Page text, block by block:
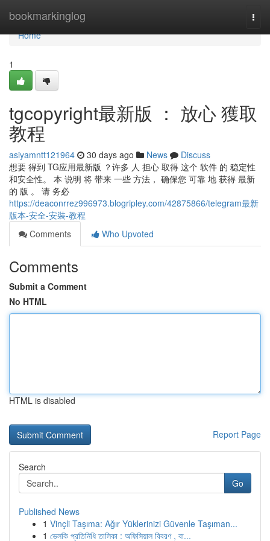
bookmarkinglog
Home
Home
1
tgcopyright最新版 ： 放心 獲取
教程
asiyamntt121964 30 days ago News
Discuss
想要 得到 TG应用最新版 ？许多 人 担心 取得 这个 软件 的 稳定性
和安全性。 本 说明 将 带来 一些 方法， 确保您 可靠 地 获得 最新
的 版 。 请 务必
https://deaconrrez996973.blogripley.com/42875866/telegram最新
版本-安全-安裝-教程
Comments
Who Upvoted
Comments
Submit a Comment
No HTML
HTML is disabled
Report Page
Search
Go
Published News
1 Vinçli Taşıma: Ağır Yüklerinizi Güvenle Taşıman...
1 ভেলকি প্রতিনিধি তালিকা : অফিসিয়াল বিবরণ , বা...